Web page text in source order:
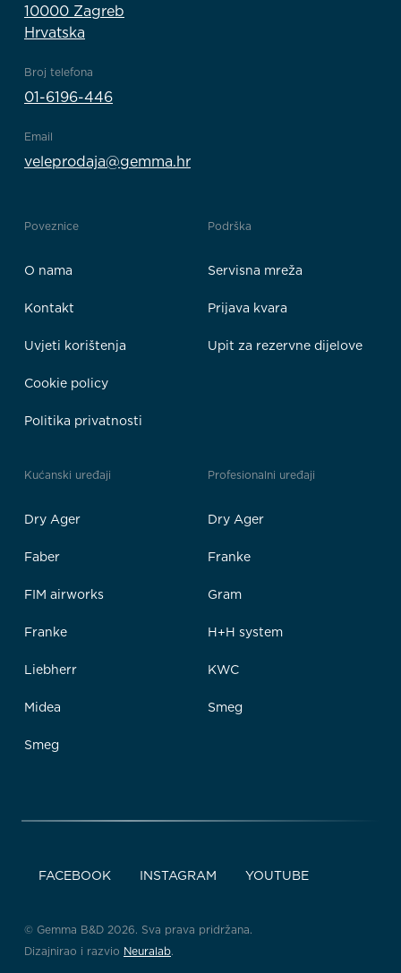
10000 Zagreb
Hrvatska
Broj telefona
01-6196-446
Email
veleprodaja@gemma.hr
Poveznice
O nama
Kontakt
Uvjeti korištenja
Cookie policy
Politika privatnosti
Podrška
Servisna mreža
Prijava kvara
Upit za rezervne dijelove
Kućanski uređaji
Dry Ager
Faber
FIM airworks
Franke
Liebherr
Midea
Smeg
Profesionalni uređaji
Dry Ager
Franke
Gram
H+H system
KWC
Smeg
FACEBOOK INSTAGRAM YOUTUBE
© Gemma B&D 2026. Sva prava pridržana.
Dizajnirao i razvio Neuralab.